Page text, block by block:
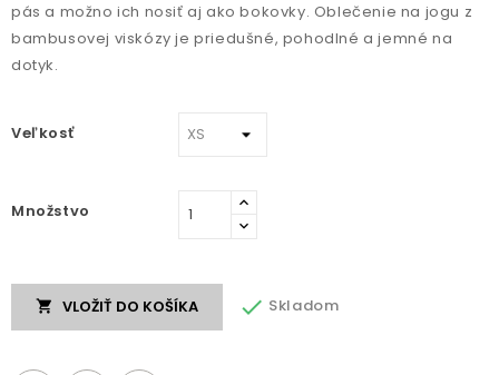
pás a možno ich nosiť aj ako bokovky. Oblečenie na jogu z
bambusovej viskózy je priedušné, pohodlné a jemné na
dotyk.
Veľkosť
Množstvo
 VLOŽIŤ DO KOŠÍKA  Skladom